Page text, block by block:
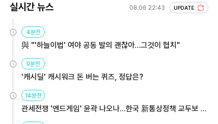
실시간 뉴스 08.06 22:43 UPDATE
4분전
與 "'하늘이법' 여야 공동 발의 괜찮아…그것이 협치"
9분전
'캐시딜' 캐시워크 돈 버는 퀴즈, 정답은?
14분전
관세전쟁 '엔드게임' 윤곽 나오나…한국 新통상정책 교두보 활
용해야